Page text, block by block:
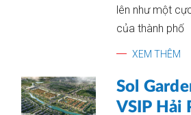
lên như một
của thành phố
XEM THÊM
Sol
VSIP Hải